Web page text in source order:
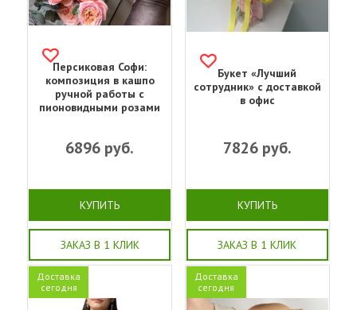
Персиковая Софи:
композиция в кашпо
ручной работы с
пионовидными розами
6896 руб.
КУПИТЬ
ЗАКАЗ В 1 КЛИК
Букет «Лучший
сотрудник» с доставкой
в офис
7826руб.
КУПИТЬ
ЗАКАЗ В 1 КЛИК
Доставка
сегодня
Доставка
сегодня